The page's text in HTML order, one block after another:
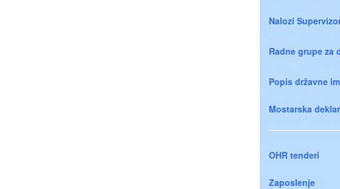
Nalozi
Radne grupe za
Popis državne
Mostarska
OHR tenderi
Zaposlenje